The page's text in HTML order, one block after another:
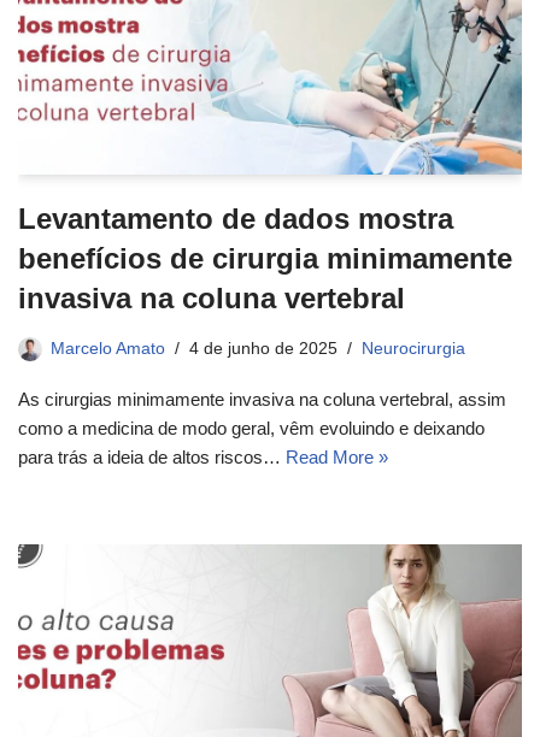
Levantamento de dados mostra
benefícios de cirurgia minimamente
invasiva na coluna vertebral
Marcelo Amato 4 de junho de 2025 Neurocirurgia
As cirurgias minimamente invasiva na coluna vertebral, assim
como a medicina de modo geral, vêm evoluindo e deixando
para trás a ideia de altos riscos… Read More »